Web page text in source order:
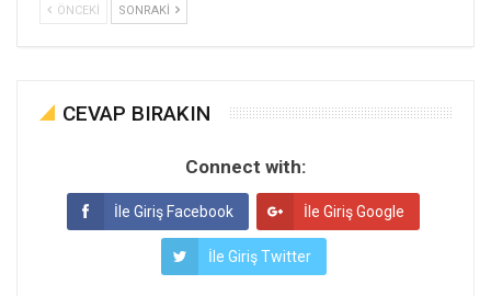
ÖNCEKI SONRAKI
CEVAP BIRAKIN
Connect with:
İle Giriş Facebook İle Giriş Google
İle Giriş Twitter